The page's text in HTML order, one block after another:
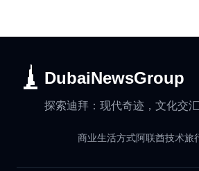
DubaiNewsGroup
探索迪拜：现代奇迹，文化交汇
商业生活方式阿联酋技术旅